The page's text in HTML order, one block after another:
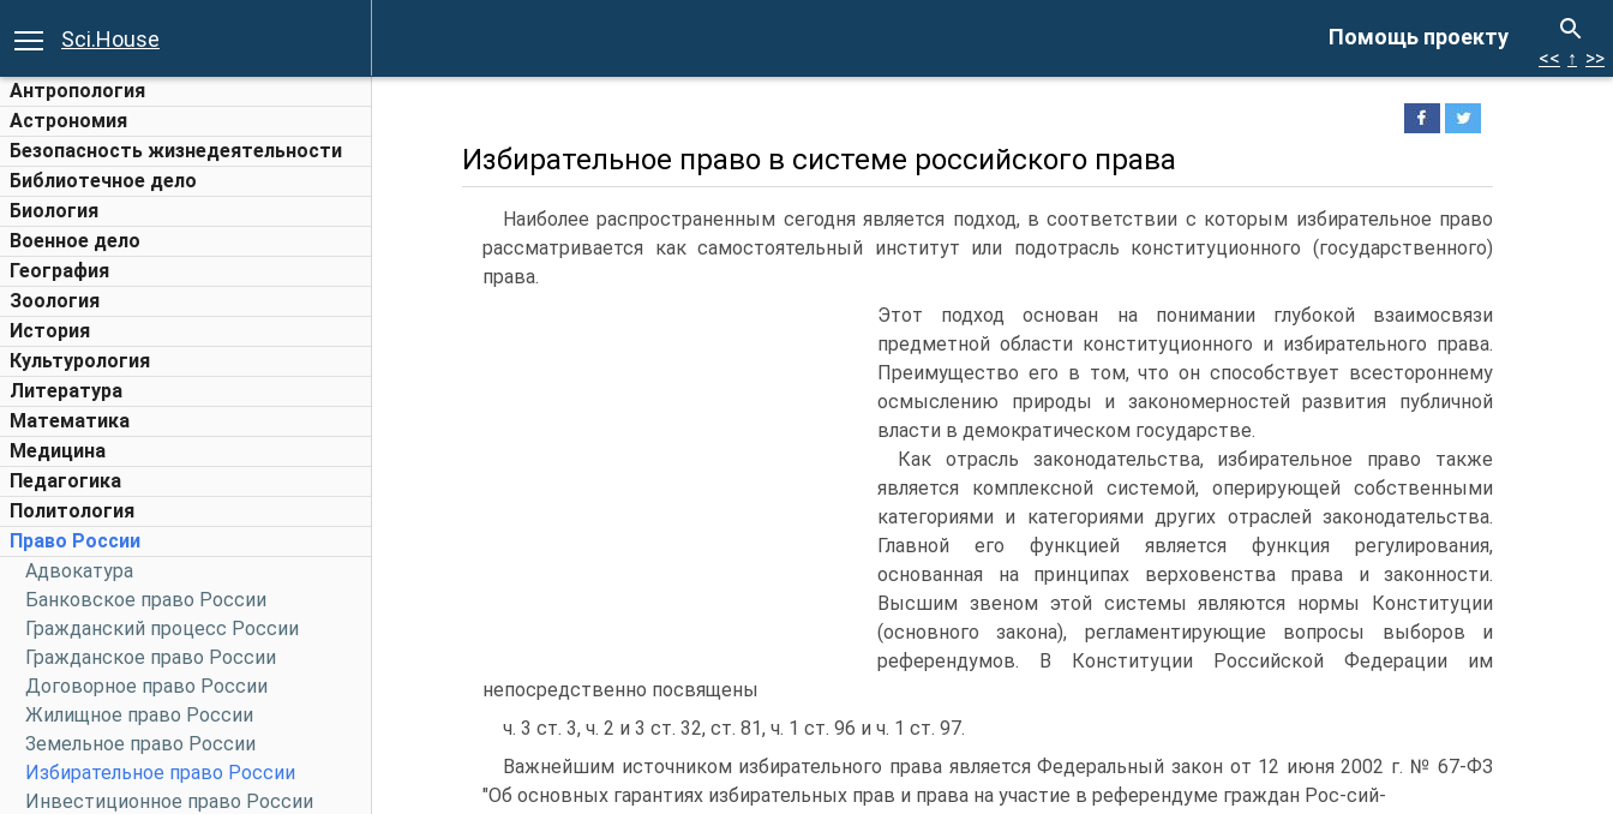
Помощь проекту
Sci.House
Антропология
Астрономия
Безопасность жизнедеятельности
Библиотечное дело
Биология
Военное дело
География
Зоология
История
Культурология
Литература
Математика
Медицина
Педагогика
Политология
Право России
Адвокатура
Банковское право России
Гражданский процесс России
Гражданское право России
Договорное право России
Жилищное право России
Земельное право России
Избирательное право России
Инвестиционное право России
<< ↑ >>
Избирательное право в системе российского права
Наиболее распространенным сегодня является подход, в соответствии с которым избирательное право
рассматривается как самостоятельный институт или подотрасль конституционного (государственного)
права.
Этот подход основан на понимании глубокой взаимосвязи
предметной области конституционного и избирательного права.
Преимущество его в том, что он способствует всестороннему
осмыслению природы и закономерностей развития публичной
власти в демократическом государстве.
Как отрасль законодательства, избирательное право также
является комплексной системой, оперирующей собственными
категориями и категориями других отраслей законодательства.
Главной его функцией является функция регулирования,
основанная на принципах верховенства права и законности.
Высшим звеном этой системы являются нормы Конституции
(основного закона), регламентирующие вопросы выборов и
референдумов. В Конституции Российской Федерации им
непосредственно посвящены
ч. 3 ст. 3, ч. 2 и 3 ст. 32, ст. 81, ч. 1 ст. 96 и ч. 1 ст. 97.
Важнейшим источником избирательного права является Федеральный закон от 12 июня 2002 г. № 67-ФЗ
"Об основных гарантиях избирательных прав и права на участие в референдуме граждан Рос-сий-